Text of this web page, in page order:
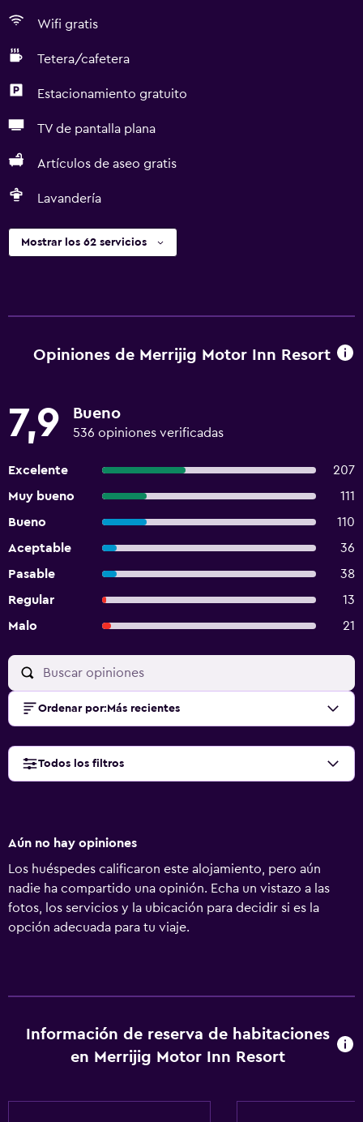
Wifi gratis
Tetera/cafetera
Estacionamiento gratuito
TV de pantalla plana
Artículos de aseo gratis
Lavandería
Mostrar los 62 servicios
Opiniones de Merrijig Motor Inn Resort
7,9 Bueno
536 opiniones verificadas
Excelente
207
Muy bueno
111
Bueno
110
Aceptable
36
Pasable
38
Regular
13
Malo
21
Ordenar por: Más recientes
Todos los filtros
Aún no hay opiniones
Los huéspedes calificaron este alojamiento, pero aún
nadie ha compartido una opinión. Echa un vistazo a las
fotos, los servicios y la ubicación para decidir si es la
opción adecuada para tu viaje.
Información de reserva de habitaciones
en Merrijig Motor Inn Resort